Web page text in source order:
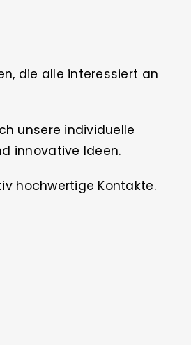
die alle interessiert an
unsere individuelle
innovative Ideen.
hochwertige Kontakte.